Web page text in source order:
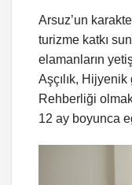
Arsuz’un
turizme katkı
elamanların
Aşçılık,
Rehberliği
12 ay boyunca